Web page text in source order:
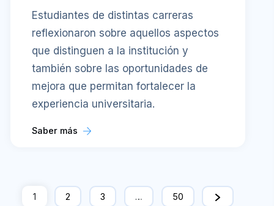
Estudiantes de distintas carreras
reflexionaron sobre aquellos aspectos
que distinguen a la institución y
también sobre las oportunidades de
mejora que permitan fortalecer la
experiencia universitaria.
Saber más
1 2 3 … 50